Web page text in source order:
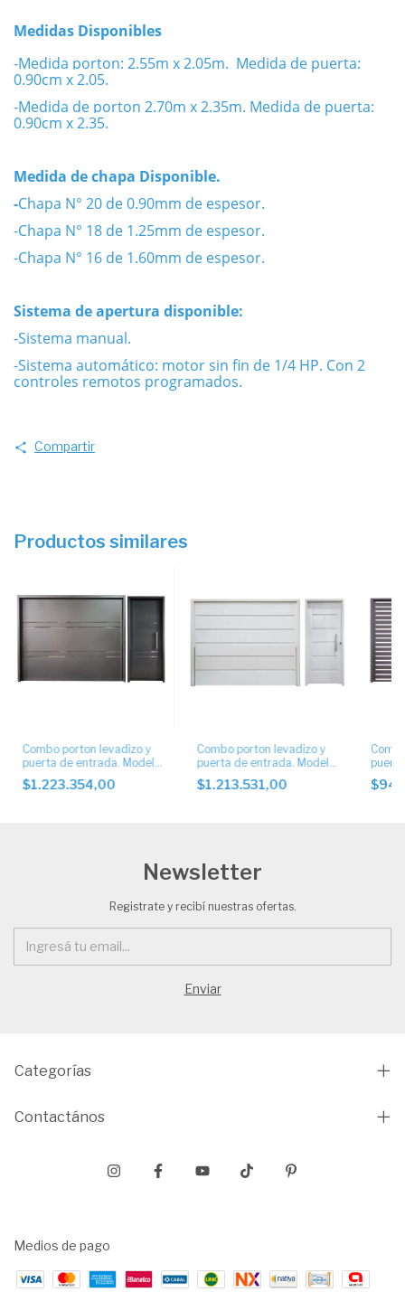
Medidas Disponibles
-Medida porton: 2.55m x 2.05m. Medida de puerta:
0.90cm x 2.05.
-Medida de porton 2.70m x 2.35m. Medida de puerta:
0.90cm x 2.35.
Medida de chapa Disponible.
-Chapa N° 20 de 0.90mm de espesor.
-Chapa N° 18 de 1.25mm de espesor.
-Chapa N° 16 de 1.60mm de espesor.
Sistema de apertura disponible:
-Sistema manual.
-Sistema automático: motor sin fin de 1/4 HP. Con 2
controles remotos programados.
Compartir
Productos similares
Combo porton levadizo y
puerta de entrada. Modelo
ciego con apliques 4 buñas
2cm.
$1.223.354,00
Combo porton levadizo y
puerta de entrada. Modelo
ciego.
$1.213.531,00
Newsletter
Registrate y recibí nuestras ofertas.
Categorías
Contactános
Medios de pago